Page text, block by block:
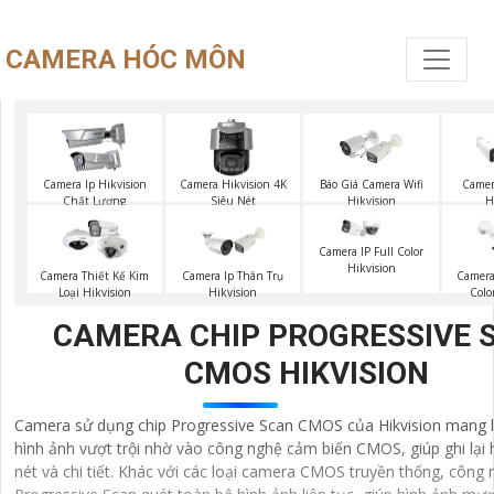
CAMERA HÓC MÔN
Camera Ip Hikvision
Chất Lượng
Camera Hikvision 4K
Siêu Nét
Báo Giá Camera Wifi
Hikvision
Camera Thiết Kế Kim
Loại Hikvision
Camera Ip Thân Trụ
Hikvision
Camera IP Full Color
Hikvision
CAMERA CHIP PROGRESSIVE
CMOS HIKVISION
Camera sử dụng chip Progressive Scan CMOS của Hikvision
hình ảnh vượt trội nhờ vào công nghệ cảm biến CMOS, giúp ghi lại
nét và chi tiết. Khác với các loại camera CMOS truyền thống, công